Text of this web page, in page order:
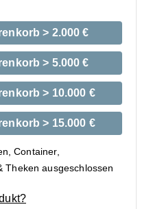
> 2.000 €
> 5.000 €
> 10.000 €
> 15.000 €
Container,
Theken ausgeschlossen